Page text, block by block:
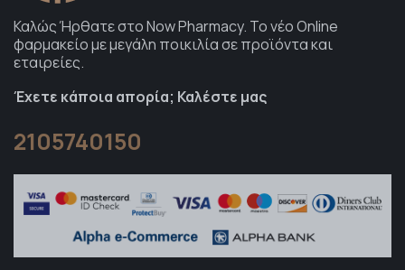
Καλώς Ήρθατε στο Now Pharmacy. To νέο Online
φαρμακείο με μεγάλη ποικιλία σε προϊόντα και
εταιρείες.
Έχετε κάποια απορία; Καλέστε μας
2105740150